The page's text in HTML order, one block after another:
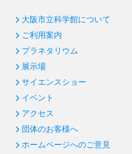
大阪市立科学館について
ご利用案内
プラネタリウム
展示場
サイエンスショー
イベント
アクセス
団体のお客様へ
ホームページへのご意見